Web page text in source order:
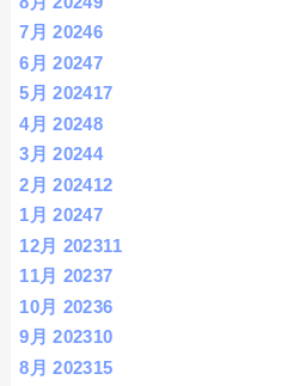
7月 20246
6月 20247
5月 202417
4月 20248
3月 20244
2月 202412
1月 20247
12月 202311
11月 20237
10月 20236
9月 202310
8月 202315